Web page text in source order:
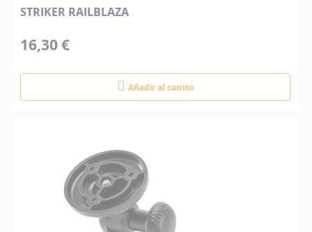
STRIKER RAILBLAZA
16,30 €
Añadir al carrito